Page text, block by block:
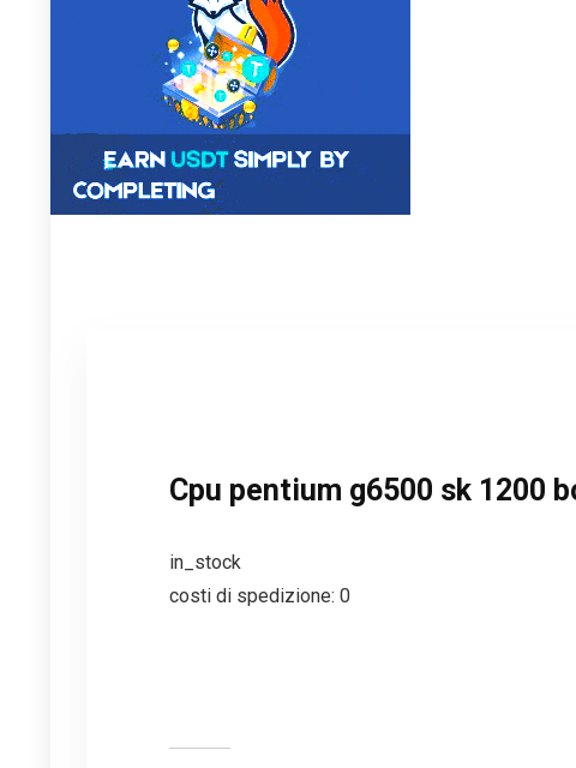
Cpu pentium g6500 sk 1200
in_stock
costi di spedizione: 0